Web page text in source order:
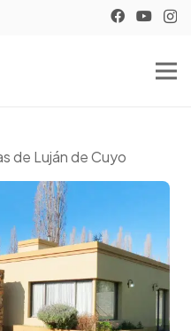
de Luján de Cuyo